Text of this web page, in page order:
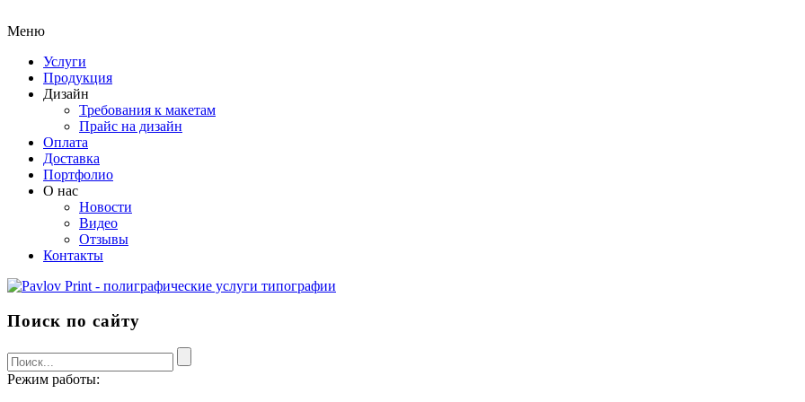
Меню
Услуги
Продукция
Дизайн
Требования к макетам
Прайс на дизайн
Оплата
Доставка
Портфолио
О нас
Новости
Видео
Отзывы
Контакты
Поиск по сайту
Режим работы: